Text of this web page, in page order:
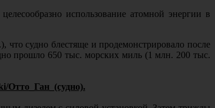
использование атомной энергии в
что судно блестяще и продемонстрировало после
прошло 650 тыс. морских миль (1 млн. 200 тыс.
Отто_Ган_(судно).